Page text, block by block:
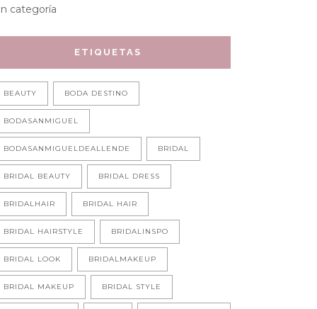
categoría
ETIQUETAS
BEAUTY BODA DESTINO
BODASANMIGUEL
BODASANMIGUELDEALLENDE BRIDAL
BRIDAL BEAUTY BRIDAL DRESS
BRIDALHAIR BRIDAL HAIR
BRIDAL HAIRSTYLE BRIDALINSPO
BRIDAL LOOK BRIDALMAKEUP
BRIDAL MAKEUP BRIDAL STYLE